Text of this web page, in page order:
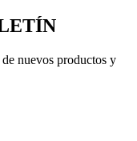
nuevos productos y